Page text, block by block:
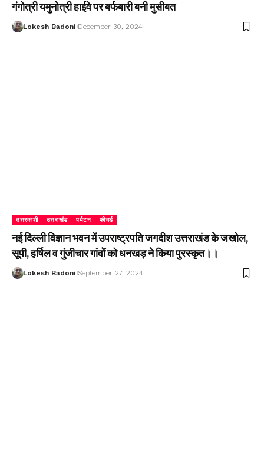
गंगोत्री यमुनोत्री हाईवे पर बर्फबारी बनी मुसीबत
Lokesh Badoni December 30, 2024
उत्तरकाशी उत्तराखंड पर्यटन फीचर्ड
नई दिल्ली विज्ञान भवन में उपराष्ट्रपति जगदीश उत्तराखंड के जखोल,
सूपी, हर्षिल व गुंजीचार गांवों को धनखड़ ने किया पुरस्कृत।।
Lokesh Badoni September 27, 2024